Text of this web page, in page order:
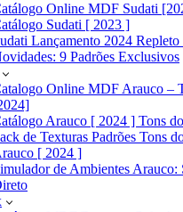
Online MDF Sudati
Sudati [ 2023 ]
Lançamento 2024 Repleto
9 Padrões Exclusivos
Online MDF Arauco –
Arauco [ 2024 ] Tons
de Texturas Padrões Tons
[ 2024 ]
de Ambientes Arauco: